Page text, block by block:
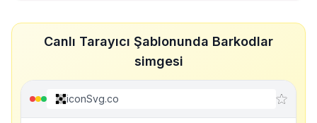
Canlı Tarayıcı Şablonunda Barkodlar
simgesi
iconSvg.co